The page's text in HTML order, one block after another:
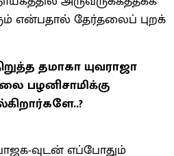
என்பதால் தேர்தலைப் புறக்​
தமாகா யுவராஜா
பழனிசாமிக்கு
வுடன் எப்போதும்